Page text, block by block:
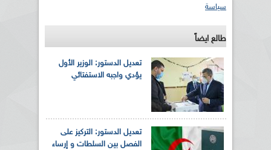
سياسة
طالع ايضاً
تعديل الدستور: الوزير الأول
يؤدي واجبه الاستفتائي
تعديل الدستور: التركيز على
الفصل بين السلطات و إرساء